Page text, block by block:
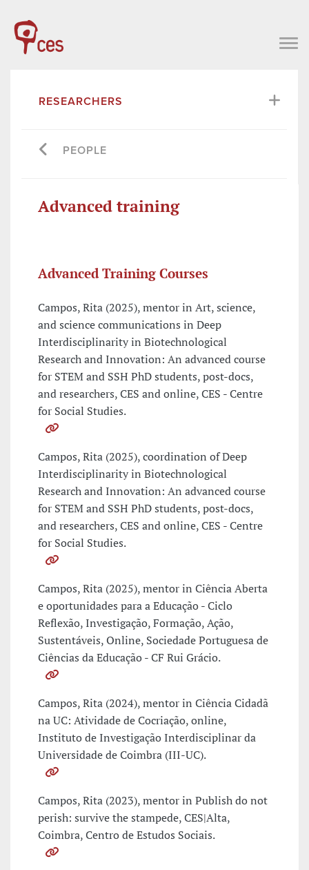
RESEARCHERS
PEOPLE
Advanced training
Advanced Training Courses
Campos, Rita (2025), mentor in Art, science,
and science communications in Deep
Interdisciplinarity in Biotechnological
Research and Innovation: An advanced course
for STEM and SSH PhD students, post-docs,
and researchers, CES and online, CES - Centre
for Social Studies.
Campos, Rita (2025), coordination of Deep
Interdisciplinarity in Biotechnological
Research and Innovation: An advanced course
for STEM and SSH PhD students, post-docs,
and researchers, CES and online, CES - Centre
for Social Studies.
Campos, Rita (2025), mentor in Ciência Aberta
e oportunidades para a Educação - Ciclo
Reflexão, Investigação, Formação, Ação,
Sustentáveis, Online, Sociedade Portuguesa de
Ciências da Educação - CF Rui Grácio.
Campos, Rita (2024), mentor in Ciência Cidadã
na UC: Atividade de Cocriação, online,
Instituto de Investigação Interdisciplinar da
Universidade de Coimbra (III-UC).
Campos, Rita (2023), mentor in Publish do not
perish: survive the stampede, CES|Alta,
Coimbra, Centro de Estudos Sociais.